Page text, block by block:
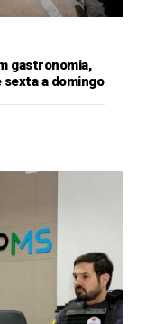
gastronomia,
a domingo